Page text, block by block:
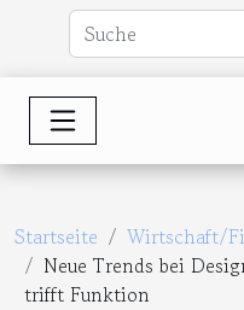
Startseite
Wirtschaft/
Neue Trends bei
trifft Funktion